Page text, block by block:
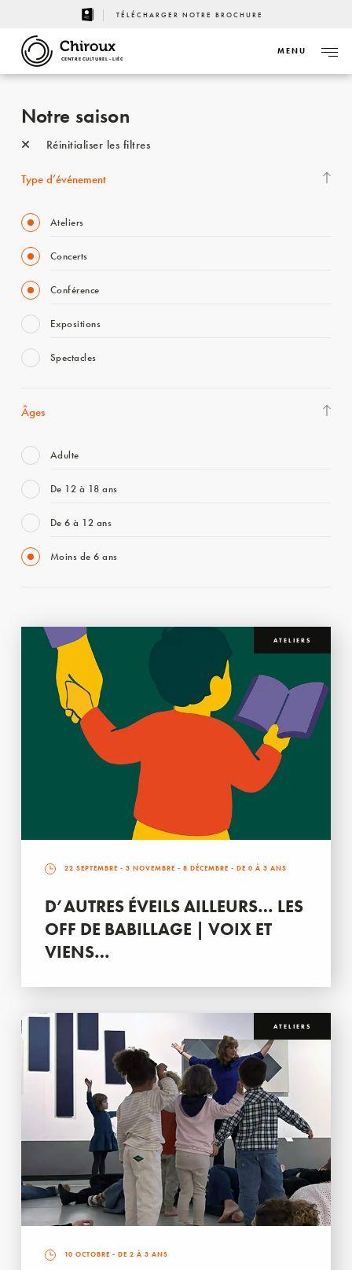
TÉLÉCHARGER NOTRE BROCHURE
CENTRE CULTUREL - LIÈGE
MENU
Notre saison
Réinitialiser les filtres
Type d’événement
Ateliers
Concerts
Conférence
Expositions
Spectacles
Âges
Adulte
De 12 à 18 ans
De 6 à 12 ans
Moins de 6 ans
ATELIERS
22 SEPTEMBRE - 3 NOVEMBRE - 8 DÉCEMBRE - DE 0 À 3 ANS
D’AUTRES ÉVEILS AILLEURS… LES
OFF DE BABILLAGE | VOIX ET
VIENS…
ATELIERS
10 OCTOBRE - DE 2 À 3 ANS